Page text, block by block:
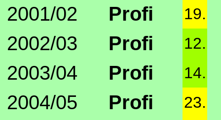
2001/02 Profi 19.
2002/03 Profi 12.
2003/04 Profi 14.
2004/05 Profi 23.